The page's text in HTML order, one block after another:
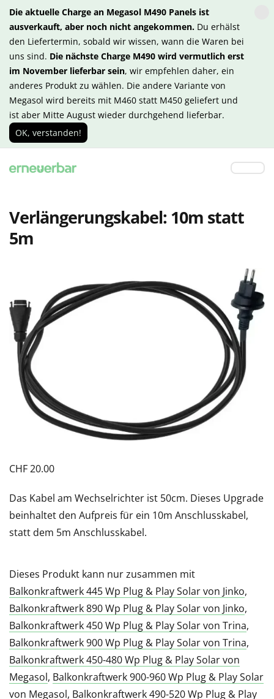
Die aktuelle Charge an Megasol M490 Panels ist
ausverkauft, aber noch nicht angekommen. Du erhälst
den Liefertermin, sobald wir wissen, wann die Waren bei
uns sind. Die nächste Charge M490 wird vermutlich erst
im November lieferbar sein, wir empfehlen daher, ein
anderes Produkt zu wählen. Die andere Variante von
Megasol wird bereits mit M460 statt M450 geliefert und
ist aber Mitte August wieder durchgehend lieferbar.
OK, verstanden!
Verlängerungskabel: 10m statt
5m
CHF20.00
Das Kabel am Wechselrichter ist 50cm. Dieses Upgrade
beinhaltet den Aufpreis für ein 10m Anschlusskabel,
statt dem 5m Anschlusskabel.
Dieses Produkt kann nur zusammen mit
Balkonkraftwerk 445 Wp Plug & Play Solar von Jinko,
Balkonkraftwerk 890 Wp Plug & Play Solar von Jinko,
Balkonkraftwerk 450 Wp Plug & Play Solar von Trina,
Balkonkraftwerk 900 Wp Plug & Play Solar von Trina,
Balkonkraftwerk 450-480 Wp Plug & Play Solar von
Megasol, Balkonkraftwerk 900-960 Wp Plug & Play Solar
von Megasol, Balkonkraftwerk 490-520 Wp Plug & Play